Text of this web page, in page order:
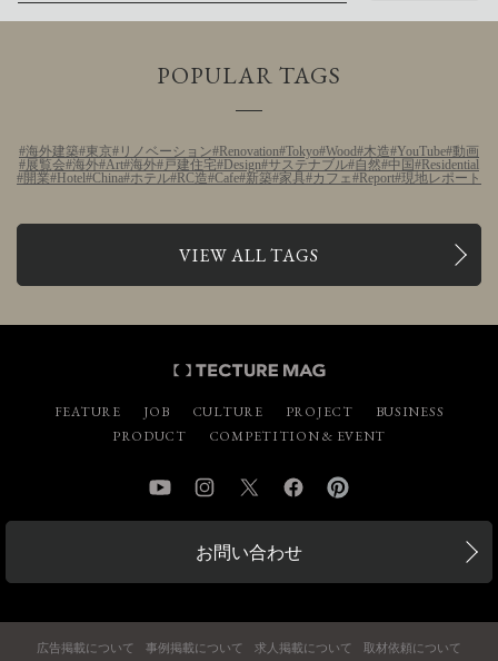
POPULAR TAGS
海外建築 東京 リノベーション Renovation Tokyo Wood 木造 YouTube 動画
展覧会 海外 Art 海外 戸建住宅 Design サステナブル 自然 中国
Residential
開業
Hotel China ホテル RC造 Cafe 新築 家具 カフェ Report 現地レポート
VIEW ALL TAGS
FEATURE JOB CULTURE PROJECT
BUSINESS
PRODUCT
COMPETITION & EVENT
YouTube InstagramTwitter Facebook
お問い合わせ
広告掲載について 事例掲載について 求人掲載について 取材依頼について